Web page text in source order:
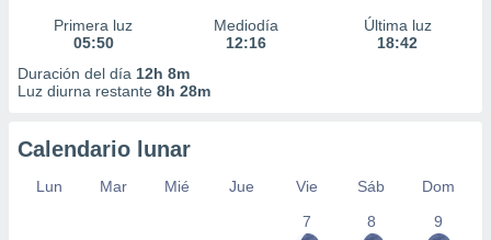
Primera luz
05:50
Mediodía
12:16
Última luz
18:42
Duración del día 12h 8m
Luz diurna restante 8h 28m
Calendario lunar
Lun Mar Mié Jue Vie Sáb
Dom
7
8 9